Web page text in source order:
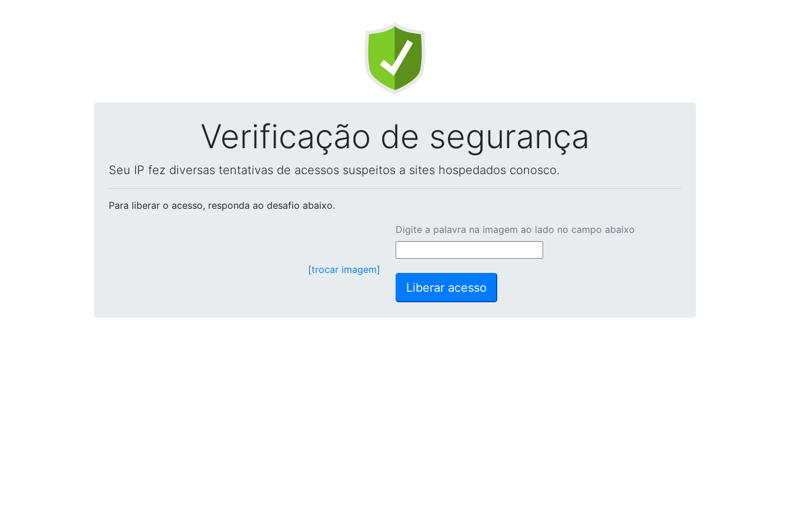
Verificação de segurança
Seu IP fez diversas tentativas de acessos suspeitos a sites hospedados conosco.
Para liberar o acesso, responda ao desafio abaixo.
[trocar imagem]
Digite a palavra na imagem ao lado no campo abaixo